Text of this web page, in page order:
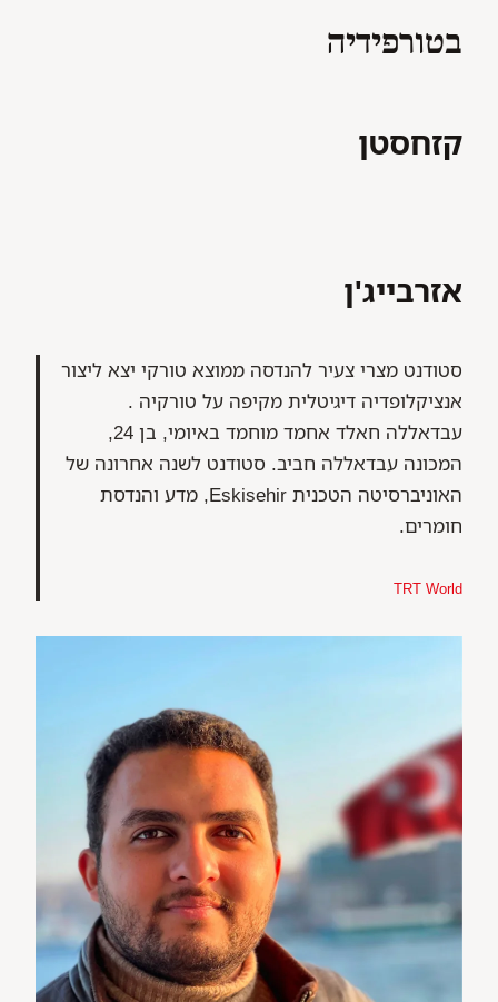
בטורפידיה
קזחסטן
אזרבייג'ן
סטודנט מצרי צעיר להנדסה ממוצא טורקי יצא ליצור
אנציקלופדיה דיגיטלית מקיפה על טורקיה .
עבדאללה חאלד אחמד מוחמד באיומי, בן 24,
המכונה עבדאללה חביב. סטודנט לשנה אחרונה של
האוניברסיטה הטכנית Eskisehir, מדע והנדסת
חומרים.
TRT World